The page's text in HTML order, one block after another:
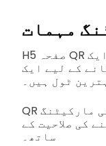
مہمات
H5 صفحہ QR کوڈز مارکیٹرز کے لیے ایک
کے لیے ایک
ٹول ہیں۔
QR کوڈ اسکین کرکے لوگوں کو اپنی مارکیٹنگ
کی صلاحیت کے
ساتھ۔